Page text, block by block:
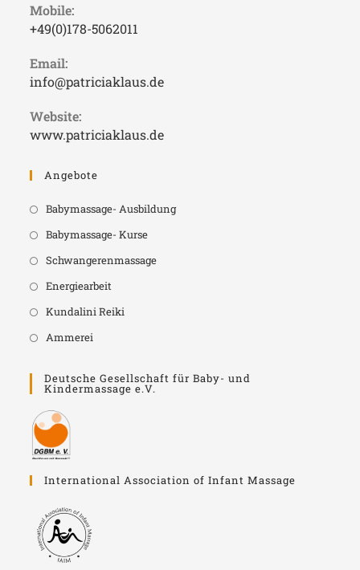
Mobile:
+49(0)178-5062011
Email:
info@patriciaklaus.de
Website:
www.patriciaklaus.de
Angebote
Babymassage- Ausbildung
Babymassage- Kurse
Schwangerenmassage
Energiearbeit
Kundalini Reiki
Ammerei
Deutsche Gesellschaft für Baby- und
Kindermassage e.V.
International Association of Infant Massage